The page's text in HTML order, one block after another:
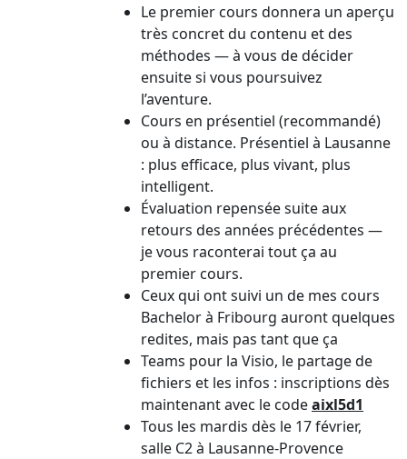
Le premier cours donnera un aperçu
très concret du contenu et des
méthodes — à vous de décider
ensuite si vous poursuivez
l’aventure.
Cours en présentiel (recommandé)
ou à distance. Présentiel à Lausanne
: plus efficace, plus vivant, plus
intelligent.
Évaluation repensée suite aux
retours des années précédentes —
je vous raconterai tout ça au
premier cours.
Ceux qui ont suivi un de mes cours
Bachelor à Fribourg auront quelques
redites, mais pas tant que ça
Teams pour la Visio, le partage de
fichiers et les infos : inscriptions dès
maintenant avec le codeaixl5d1
Tous les mardis dès le 17 février,
salle C2 à Lausanne-Provence